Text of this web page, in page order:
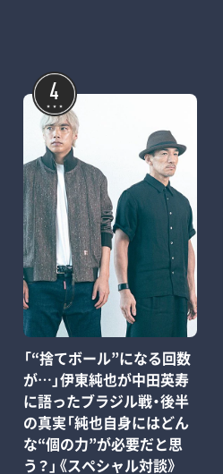
4
「“捨てボール”になる回数
が…」伊東純也が中田英寿
に語ったブラジル戦・後半
の真実「純也自身にはどん
な“個の力”が必要だと思
う？」《スペシャル対談》